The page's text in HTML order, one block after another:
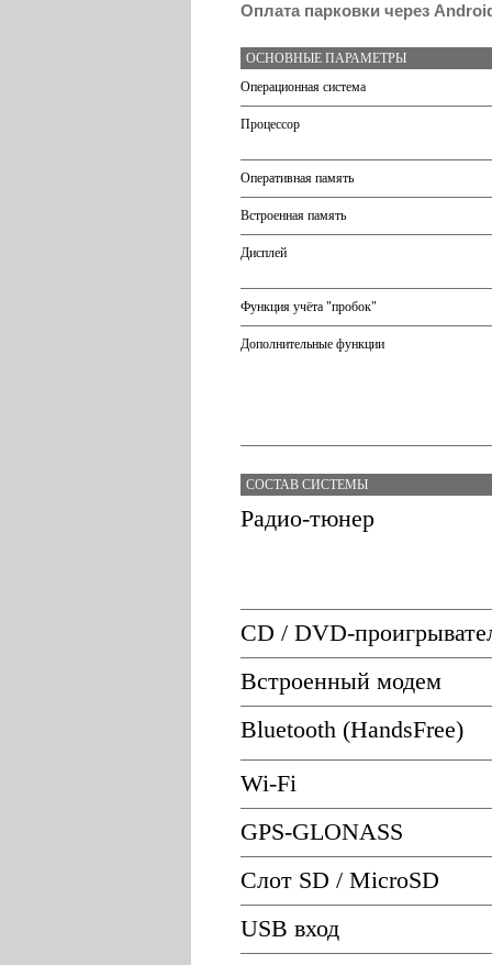
Оплата парковки через
ОСНОВНЫЕ ПАРАМЕТРЫ
Операционная система
Процессор
Оперативная память
Встроенная память
Дисплей
Функция учёта "пробок"
Дополнительные функции
СОСТАВ СИСТЕМЫ
Радио-тюнер
CD / DVD-
Встроенный модем
Bluetooth (HandsFree)
Wi-Fi
GPS-GLONASS
Слот SD / MicroSD
USB вход